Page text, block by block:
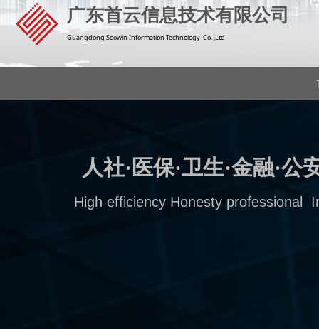
广东首云信息技术有限公司
Guangdong Soowin Information Technology Co. ,Ltd.
领先的云计算网
高效·诚信·专业·创新
High efficiency Honesty professional